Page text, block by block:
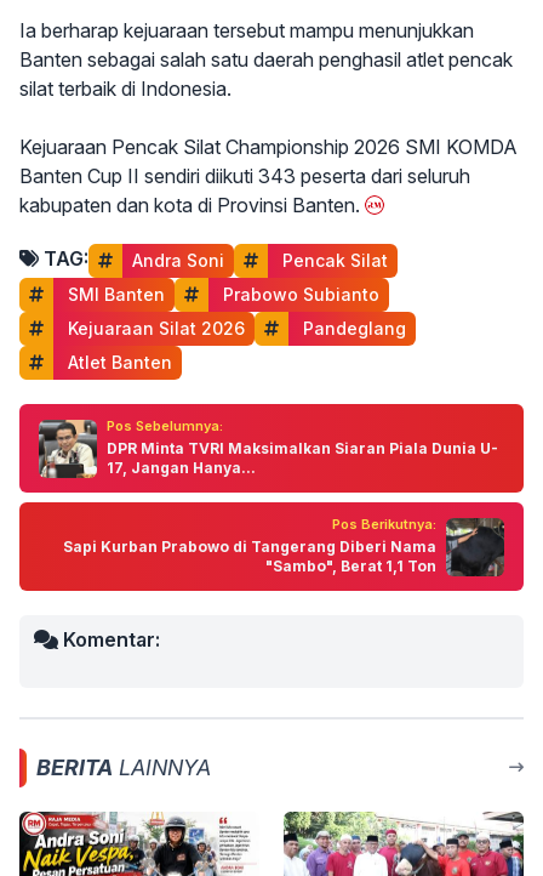
Ia berharap kejuaraan tersebut mampu menunjukkan
Banten sebagai salah satu daerah penghasil atlet pencak
silat terbaik di Indonesia.
Kejuaraan Pencak Silat Championship 2026 SMI KOMDA
Banten Cup II sendiri diikuti 343 peserta dari seluruh
kabupaten dan kota di Provinsi Banten.
TAG: Andra Soni
Pencak Silat
SMI Banten
Prabowo Subianto
Kejuaraan Silat 2026
Pandeglang
Atlet Banten
Pos Sebelumnya:
DPR Minta TVRI Maksimalkan Siaran Piala Dunia U-
17, Jangan Hanya...
Pos Berikutnya:
Sapi Kurban Prabowo di Tangerang Diberi Nama
"Sambo", Berat 1,1 Ton
Komentar:
BERITA LAINNYA